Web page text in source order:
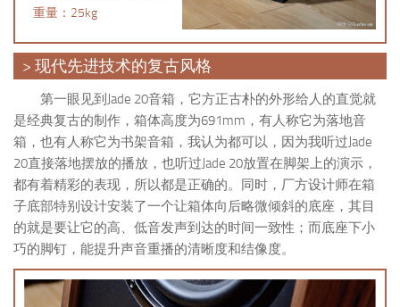
重量：25kg
> 现代先进技术的复古风格
第一眼见到Jade 20音箱，它方正古朴的外形给人的直觉就
是经典复古的制作，箱体高度为691mm，有人称它为落地音
箱，也有人称它为书架音箱，我认为都可以，因为我听过Jade
20直接落地摆放的播放，也听过Jade 20放置在脚架上的演示，
都有着精彩的表现，所以都是正确的。同时，厂方设计师在箱
子底部特别设计安装了一个让箱体向后略微倾斜的底座，其目
的就是要让它的高、低音发声到达的时间一致性；而底座下小
巧的脚钉，能提升声音重播的清晰度和结像度。